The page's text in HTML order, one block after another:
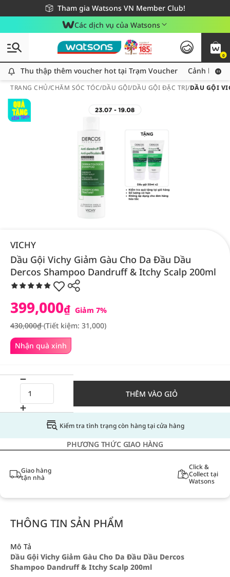
Tham gia Watsons VN Member Club!
Miễn phí giao hàng cho đơn hàng từ 249,000Đ
Giao hàng nhanh 24h - Áp dụng khu vực TP. Hồ Chí Minh
Các dịch vụ của Watsons
0
Thu thập thêm voucher hot tại Trạm Voucher
Thu thập thêm voucher hot tại Trạm Voucher Cảnh báo
TRANG CHỦ/CHĂM SÓC TÓC/DẦU GỘI/DẦU GỘI ĐẶC TRỊ/DẦU GỘI
VICHY
Dầu Gội Vichy Giảm Gàu Cho Da Đầu Dầu
Dercos Shampoo Dandruff & Itchy Scalp 200ml
Nhận quà xinh
399,000₫ Giảm 7%
430,000₫(Tiết kiệm: 31,000)
THÊM VÀO GIỎ
Kiểm tra tình trạng còn hàng tại cửa hàng
PHƯƠNG THỨC GIAO HÀNG
Giao hàng
tận nhà
Click &
Collect tại
Watsons
THÔNG TIN SẢN PHẨM
Mô Tả
Dầu Gội Vichy Giảm Gàu Cho Da Đầu Dầu Dercos
Shampoo Dandruff & Itchy Scalp 200ml